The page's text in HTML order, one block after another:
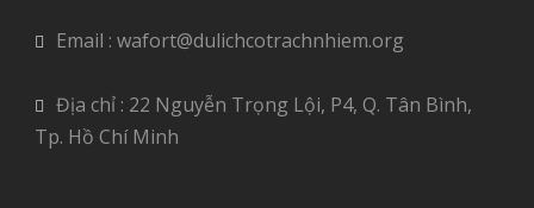
Email : wafort@dulichcotrachnhiem.org
Địa chỉ : 22 Nguyễn Trọng Lội, P4, Q. Tân Bình,
Tp. Hồ Chí Minh